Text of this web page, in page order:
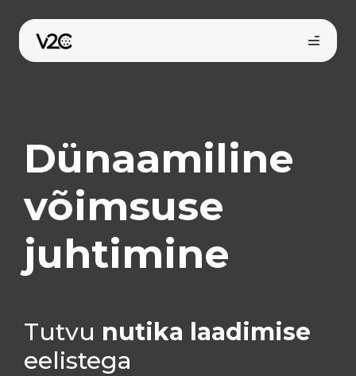
content
Osta veebist
Dünaamiline
võimsuse
juhtimine
Tutvu nutika laadimise
eelistega